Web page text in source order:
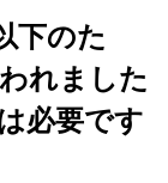
下のた
れました
必要です